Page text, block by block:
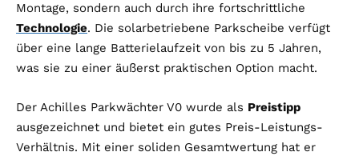
Montage, sondern auch durch ihre fortschrittliche
Technologie. Die solarbetriebene Parkscheibe verfügt
über eine lange Batterielaufzeit von bis zu 5 Jahren,
was sie zu einer äußerst praktischen Option macht.
Der Achilles Parkwächter V0 wurde als Preistipp
ausgezeichnet und bietet ein gutes Preis-Leistungs-
Verhältnis. Mit einer soliden Gesamtwertung hat er